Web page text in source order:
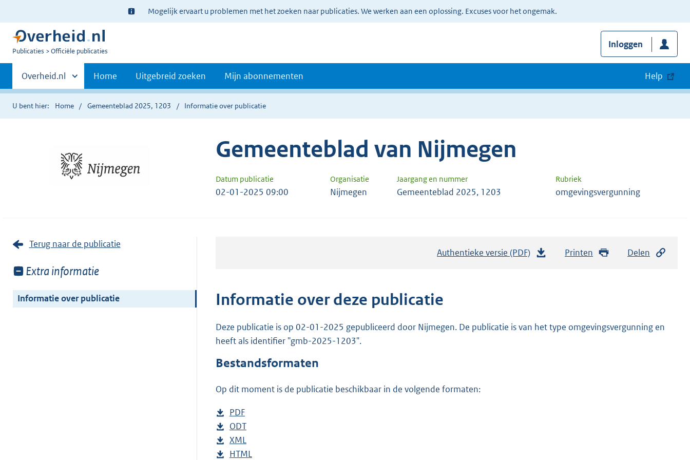
Ter
informatie:
Mogelijk ervaart u problemen met het zoeken naar publicaties. We werken aan een oplossing. Excuses voor het ongemak.
U
Publicaties Officiële publicaties
Inloggen
Primaire
navigatie
Andere
sites
binnen
Overheid.nl Home Uitgebreid zoeken Mijn abonnementen Help
U bent hier: Home Gemeenteblad 2025, 1203 Informatie over publicatie
Gemeenteblad van Nijmegen
Datum publicatie Organisatie Jaargang en nummer Rubriek
02-01-2025 09:00 Nijmegen Gemeenteblad 2025, 1203 omgevingsvergunning
Terug naar de publicatie
Toon
van:
Extra informatie
Informatie over publicatie
Authentieke versie (PDF)
n
Printen Delen
Informatie over deze publicatie
Deze publicatie is op 02-01-2025 gepubliceerd door Nijmegen. De publicatie is van het type omgevingsvergunning en
heeft als identifier "gmb-2025-1203".
Bestandsformaten
Op dit moment is de publicatie beschikbaar in de volgende formaten:
D
o
w
n
PDF
e
s
t
D
o
w
ODT
s
D
o
XML
e
D
HTML